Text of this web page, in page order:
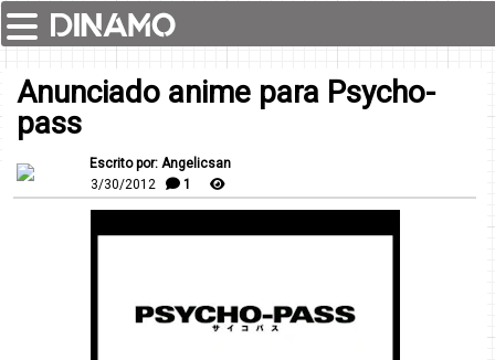
Anunciado anime para Psycho-
pass
Escrito por: Angelicsan
3/30/2012
1